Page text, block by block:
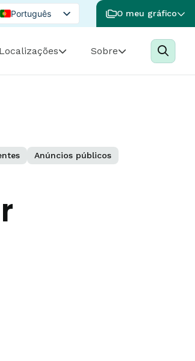
Português
Spanish
O meu gráfico
Localizações Sobre
Anúncios públicos